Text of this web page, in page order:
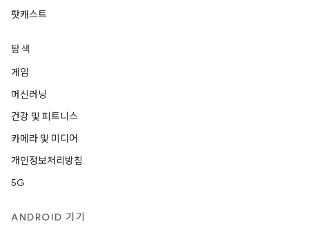
팟캐스트
탐색
게임
머신러닝
건강 및 피트니스
카메라 및 미디어
개인정보처리방침
5G
ANDROID 기기